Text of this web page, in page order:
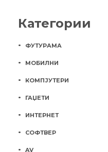
Категории
ФУТУРАМА
МОБИЛНИ
КОМПЈУТЕРИ
ГАЏЕТИ
ИНТЕРНЕТ
СОФТВЕР
AV